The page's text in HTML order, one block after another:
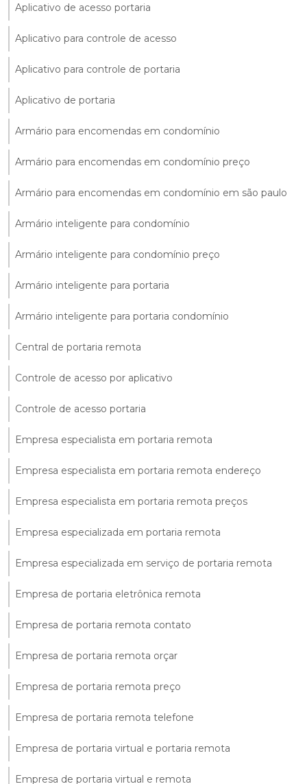
Aplicativo de acesso portaria
Aplicativo para controle de acesso
Aplicativo para controle de portaria
Aplicativo de portaria
Armário para encomendas em condomínio
Armário para encomendas em condomínio preço
Armário para encomendas em condomínio em são paulo
Armário inteligente para condomínio
Armário inteligente para condomínio preço
Armário inteligente para portaria
Armário inteligente para portaria condomínio
Central de portaria remota
Controle de acesso por aplicativo
Controle de acesso portaria
Empresa especialista em portaria remota
Empresa especialista em portaria remota endereço
Empresa especialista em portaria remota preços
Empresa especializada em portaria remota
Empresa especializada em serviço de portaria remota
Empresa de portaria eletrônica remota
Empresa de portaria remota contato
Empresa de portaria remota orçar
Empresa de portaria remota preço
Empresa de portaria remota telefone
Empresa de portaria virtual e portaria remota
Empresa de portaria virtual e remota